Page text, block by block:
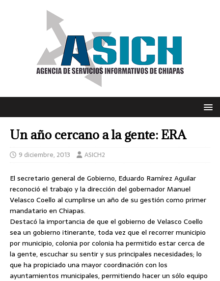
Un año cercano a la gente: ERA
9 diciembre, 2013 ASICH2
El secretario general de Gobierno, Eduardo Ramírez Aguilar
reconoció el trabajo y la dirección del gobernador Manuel
Velasco Coello al cumplirse un año de su gestión como primer
mandatario en Chiapas.
Destacó la importancia de que el gobierno de Velasco Coello
sea un gobierno itinerante, toda vez que el recorrer municipio
por municipio, colonia por colonia ha permitido estar cerca de
la gente, escuchar su sentir y sus principales necesidades; lo
que ha propiciado una mayor coordinación con los
ayuntamientos municipales, permitiendo hacer un sólo equipo